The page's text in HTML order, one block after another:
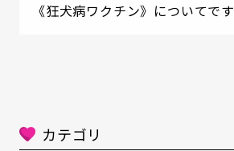
《狂犬病ワクチン》についてです
カテゴリ